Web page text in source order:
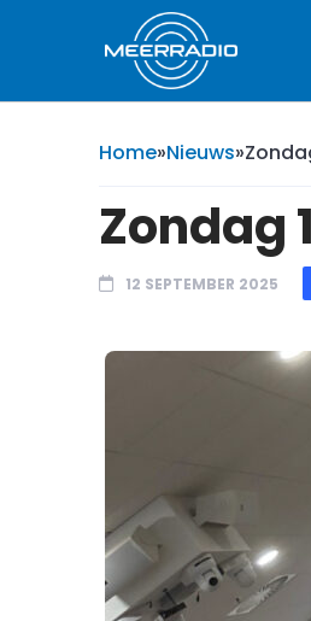
Home»Nieuws»
Zondag
12 SEPTEMBER 2025